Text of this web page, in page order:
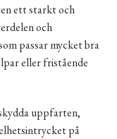
ett starkt och
och
passar mycket bra
eller fristående
uppfarten,
på